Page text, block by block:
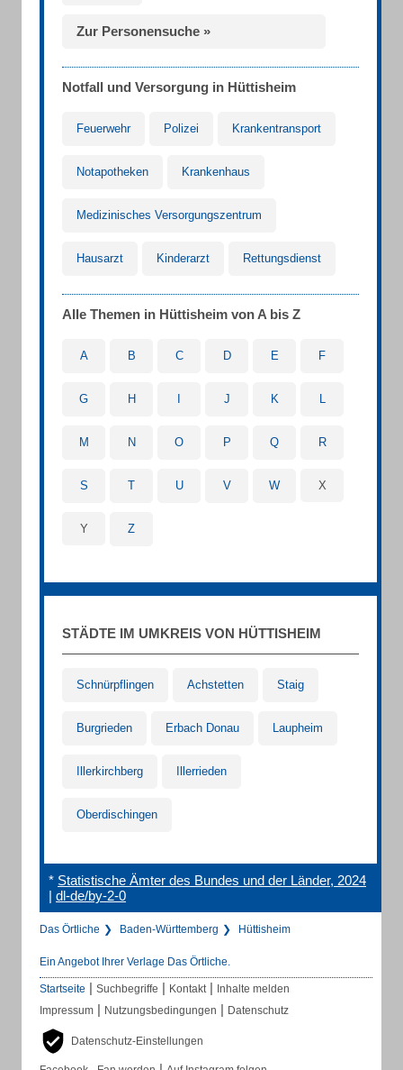
Zur Personensuche »
Notfall und Versorgung in Hüttisheim
Feuerwehr Polizei Krankentransport
Notapotheken Krankenhaus
Medizinisches Versorgungszentrum
Hausarzt Kinderarzt Rettungsdienst
Alle Themen in Hüttisheim von A bis Z
A B C D E F
G H J K L
M N O P Q R
S T U V W X
Y Z
STÄDTE IM UMKREIS VON HÜTTISHEIM
Schnürpflingen Achstetten Staig
Burgrieden Erbach Donau Laupheim
Illerkirchberg Illerrieden
Oberdischingen
* Statistische Ämter des Bundes und der Länder, 2024
| dl-de/by-2-0
Das Örtliche Baden-Württemberg Hüttisheim
Ein Angebot Ihrer Verlage Das Örtliche.
Startseite | Suchbegriffe | Kontakt | Inhalte melden
Impressum | Nutzungsbedingungen | Datenschutz
Datenschutz-Einstellungen